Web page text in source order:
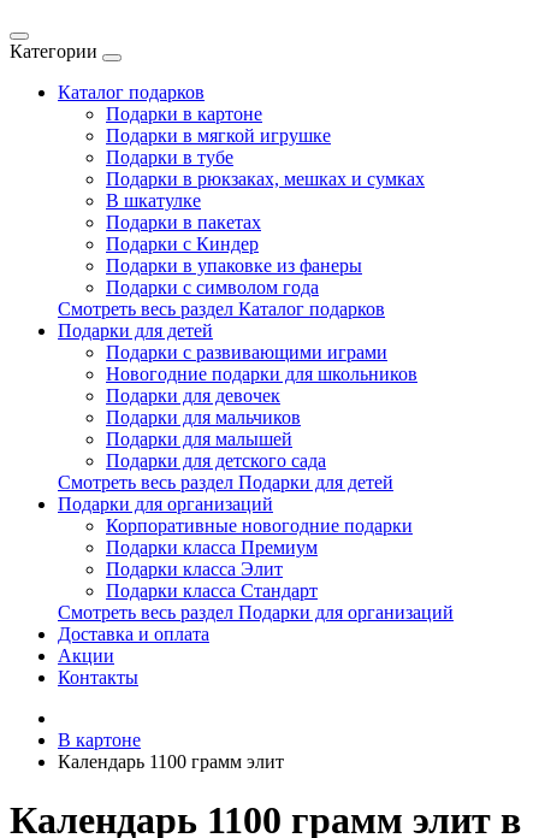
Категории
Каталог подарков
Подарки в картоне
Подарки в мягкой игрушке
Подарки в тубе
Подарки в рюкзаках, мешках и сумках
В шкатулке
Подарки в пакетах
Подарки с Киндер
Подарки в упаковке из фанеры
Подарки с символом года
Смотреть весь раздел Каталог подарков
Подарки для детей
Подарки с развивающими играми
Новогодние подарки для школьников
Подарки для девочек
Подарки для мальчиков
Подарки для малышей
Подарки для детского сада
Смотреть весь раздел Подарки для детей
Подарки для организаций
Корпоративные новогодние подарки
Подарки класса Премиум
Подарки класса Элит
Подарки класса Стандарт
Смотреть весь раздел Подарки для организаций
Доставка и оплата
Акции
Контакты
В картоне
Календарь 1100 грамм элит
Календарь 1100 грамм элит в